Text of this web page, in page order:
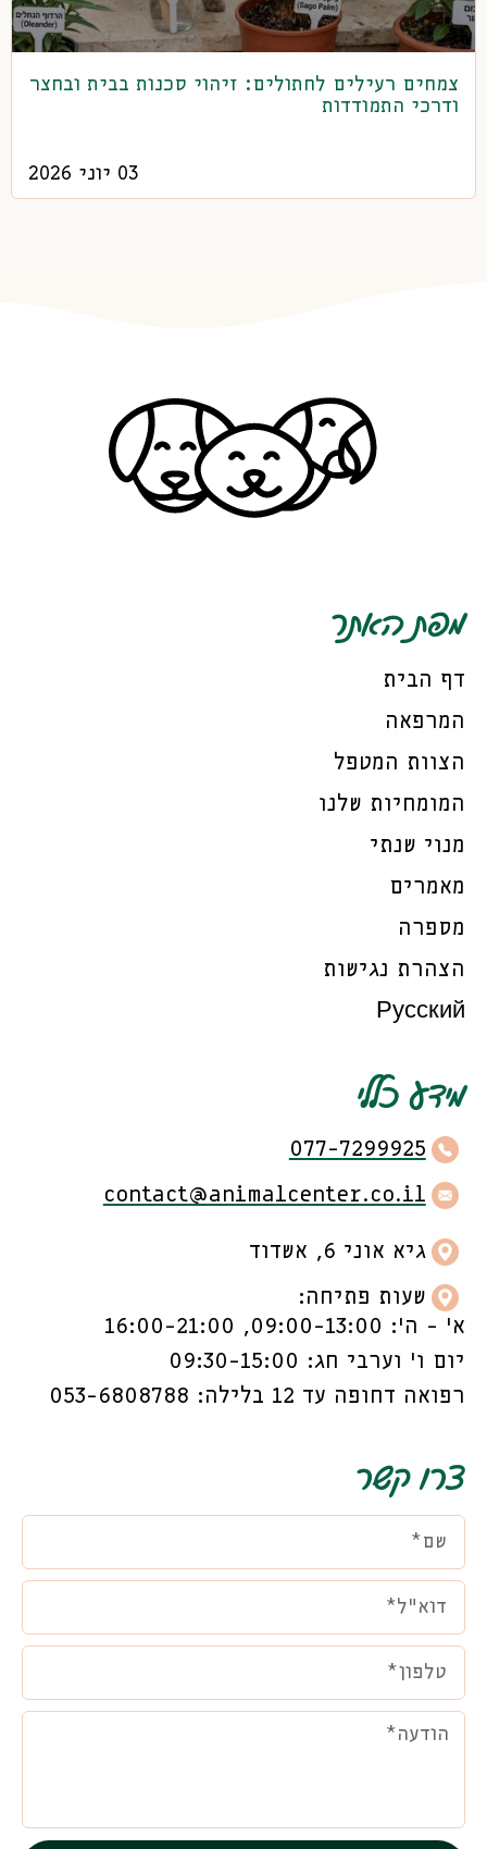
צמחים רעילים לחתולים: זיהוי סכנות בבית ובחצר
ודרכי התמודדות
03 יוני 2026
מפת האתר
דף הבית
המרפאה
הצוות המטפל
המומחיות שלנו
מנוי שנתי
מאמרים
מספרה
הצהרת נגישות
Русский
מידע כללי
077-7299925
contact@animalcenter.co.il
גיא אוני 6, אשדוד
שעות פתיחה:
א’ - ה’: 09:00-13:00, 16:00-21:00
יום ו’ וערבי חג: 09:30-15:00
רפואה דחופה עד 12 בלילה: 053-6808788
צרו קשר